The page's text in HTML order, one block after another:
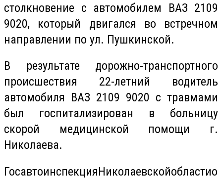
столкновение с автомобилем ВАЗ 2109
9020, который двигался во встречном
направлении по ул. Пушкинской.
В результате дорожно-транспортного
происшествия 22-летний водитель
автомобиля ВАЗ 2109 9020 с травмами
был госпитализирован в больницу
скорой медицинской помощи г.
Николаева.
ГосавтоинспекцияНиколаевскойобластио